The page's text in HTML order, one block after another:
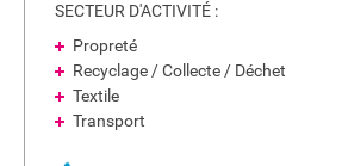
SECTEUR D'ACTIVITÉ :
Propreté
Recyclage / Collecte / Déchet
Textile
Transport